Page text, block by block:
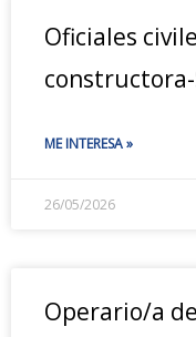
Oficiales
constructora-
ME INTERESA »
26/05/2026
Operario/a